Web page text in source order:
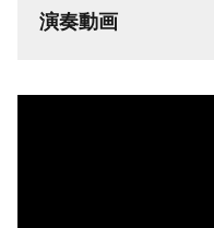
演奏動画